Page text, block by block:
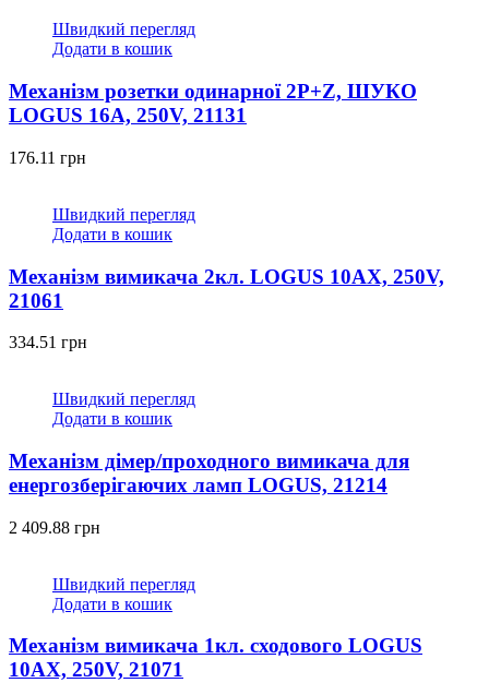
Швидкий перегляд
Додати в кошик
Механізм розетки одинарної 2P+Z, ШУКО
LOGUS 16А, 250V, 21131
176.11 грн
Швидкий перегляд
Додати в кошик
Механізм вимикача 2кл. LOGUS 10АХ, 250V,
21061
334.51 грн
Швидкий перегляд
Додати в кошик
Механізм дімер/проходного вимикача для
енергозберігаючих ламп LOGUS, 21214
2 409.88 грн
Швидкий перегляд
Додати в кошик
Механізм вимикача 1кл. сходового LOGUS
10АХ, 250V, 21071